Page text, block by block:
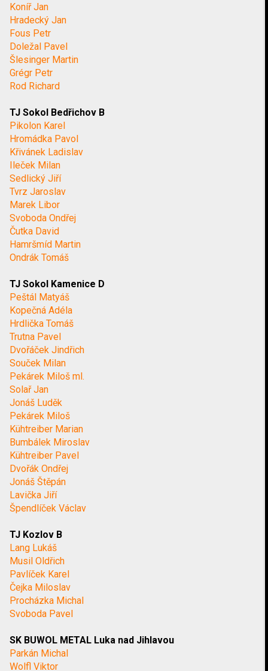
Koníř Jan
Hradecký Jan
Fous Petr
Doležal Pavel
Šlesinger Martin
Grégr Petr
Rod Richard
TJ Sokol Bedřichov B
Pikolon Karel
Hromádka Pavol
Křivánek Ladislav
Ileček Milan
Sedlický Jiří
Tvrz Jaroslav
Marek Libor
Svoboda Ondřej
Čutka David
Hamršmíd Martin
Ondrák Tomáš
TJ Sokol Kamenice D
Peštál Matyáš
Kopečná Adéla
Hrdlička Tomáš
Trutna Pavel
Dvořáček Jindřich
Souček Milan
Pekárek Miloš ml.
Solař Jan
Jonáš Luděk
Pekárek Miloš
Kühtreiber Marian
Bumbálek Miroslav
Kühtreiber Pavel
Dvořák Ondřej
Jonáš Štěpán
Lavička Jiří
Špendlíček Václav
TJ Kozlov B
Lang Lukáš
Musil Oldřich
Pavlíček Karel
Čejka Miloslav
Procházka Michal
Svoboda Pavel
SK BUWOL METAL Luka nad Jihlavou
Parkán Michal
Wolfl Viktor